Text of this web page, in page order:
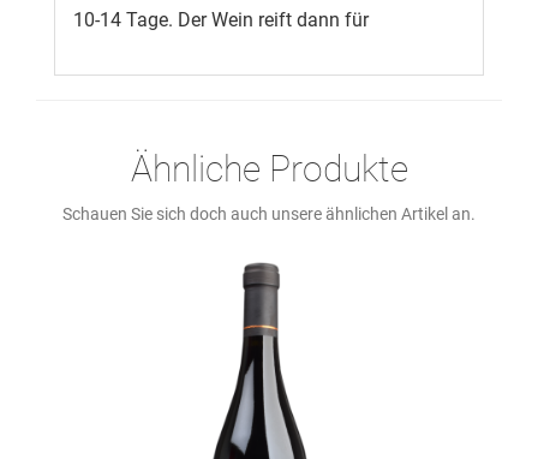
10-14 Tage. Der Wein reift dann für
Ähnliche Produkte
Schauen Sie sich doch auch unsere ähnlichen Artikel an.